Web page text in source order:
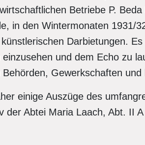
Betriebe P.
in den Wintermonaten 1931/
Darbietungen.
und dem Echo zu
Gewerkschaften
einige Auszüge des
der Abtei Maria Laach, Abt. II